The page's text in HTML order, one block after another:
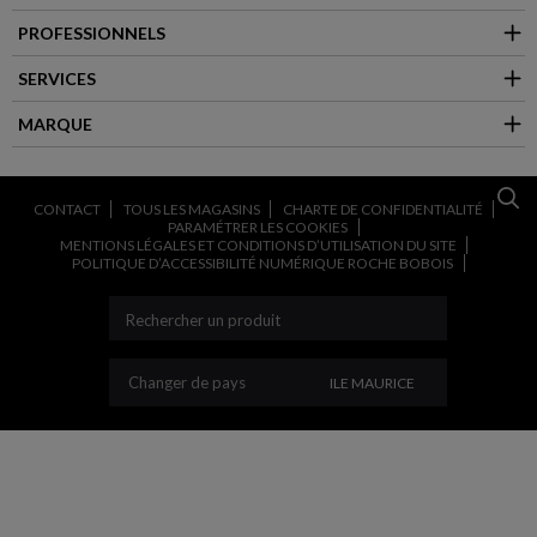
PROFESSIONNELS
SERVICES
MARQUE
CONTACT TOUS LES MAGASINS
CHARTE DE CONFIDENTIALITÉ
PARAMÉTRER LES COOKIES
MENTIONS LÉGALES ET CONDITIONS D’UTILISATION DU SITE
POLITIQUE D’ACCESSIBILITÉ NUMÉRIQUE ROCHE BOBOIS
Changer de pays CHANGER DE PAYS
ILE MAURICE